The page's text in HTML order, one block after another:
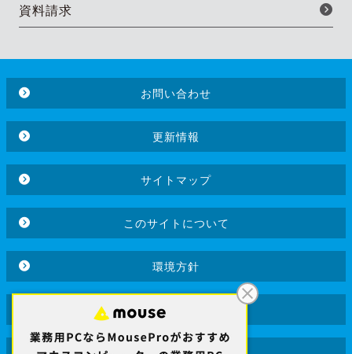
資料請求
お問い合わせ
更新情報
サイトマップ
このサイトについて
環境方針
品質方針